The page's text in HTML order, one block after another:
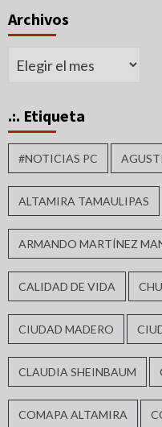
Archivos
Archivos
.:. Etiqueta
#NOTICIAS PC
ALTAMIRA TAMAULIPAS
ARMANDO MARTÍNEZ
CALIDAD DE VIDA
CIUDAD MADERO
CLAUDIA SHEINBAUM
COMAPA ALTAMIRA